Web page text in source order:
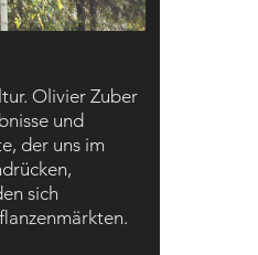
Olivier Zuber
und
der uns im
sich